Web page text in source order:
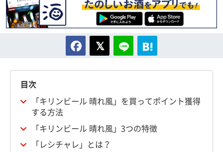
目次
「キリンビール 晴れ風」を買ってポイント獲得
する方法
「キリンビール 晴れ風」3つの特徴
「レシチャレ」とは？